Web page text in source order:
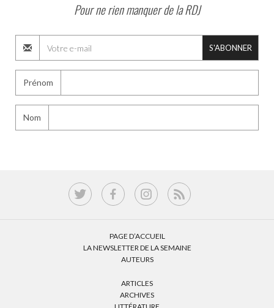
Pour ne rien manquer de la RDJ
S'ABONNER
Prénom
Nom
PAGE D’ACCUEIL
LA NEWSLETTER DE LA SEMAINE
AUTEURS
ARTICLES
ARCHIVES